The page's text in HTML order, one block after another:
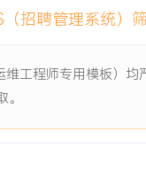
。
，重大线上故障（
节省技术成本超XXX万
明的采购策略累计节约
招聘管理系统）
工程师专用模板）